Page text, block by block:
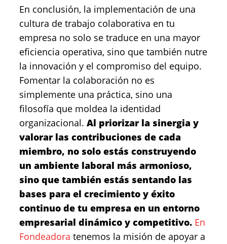
En conclusión, la implementación de una
cultura de trabajo colaborativa en tu
empresa no solo se traduce en una mayor
eficiencia operativa, sino que también nutre
la innovación y el compromiso del equipo.
Fomentar la colaboración no es
simplemente una práctica, sino una
filosofía que moldea la identidad
organizacional. Al priorizar la sinergia y
valorar las contribuciones de cada
miembro, no solo estás construyendo
un ambiente laboral más armonioso,
sino que también estás sentando las
bases para el crecimiento y éxito
continuo de tu empresa en un entorno
empresarial dinámico y competitivo. En
Fondeadora tenemos la misión de apoyar a